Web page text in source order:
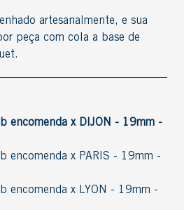
artesanalmente, e sua
peça com cola a base de
encomenda x DIJON - 19mm -
encomenda x PARIS - 19mm -
encomenda x LYON - 19mm -